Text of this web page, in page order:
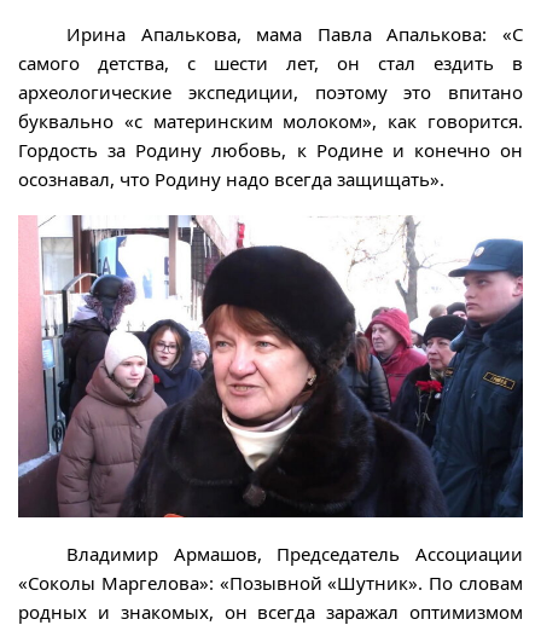
Ирина Апалькова, мама Павла Апалькова: «С
самого детства, с шести лет, он стал ездить в
археологические экспедиции, поэтому это впитано
буквально «с материнским молоком», как говорится.
Гордость за Родину любовь, к Родине и конечно он
осознавал, что Родину надо всегда защищать».
Владимир Армашов, Председатель Ассоциации
«Соколы Маргелова»: «Позывной «Шутник». По словам
родных и знакомых, он всегда заражал оптимизмом